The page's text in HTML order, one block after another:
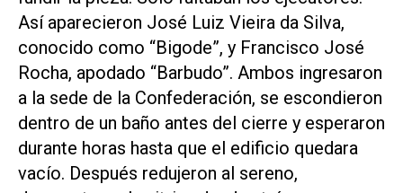
Así aparecieron José Luiz Vieira da Silva,
conocido como “Bigode”, y Francisco José
Rocha, apodado “Barbudo”. Ambos ingresaron
a la sede de la Confederación, se escondieron
dentro de un baño antes del cierre y esperaron
durante horas hasta que el edificio quedara
vacío. Después redujeron al sereno,